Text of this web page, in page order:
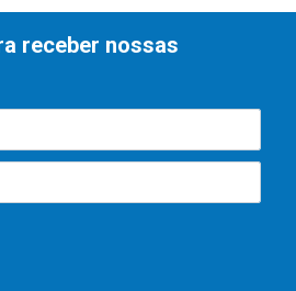
receber nossas